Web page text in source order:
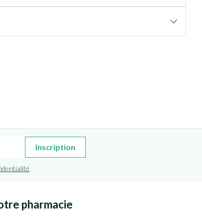
Inscription
.
pharmacie